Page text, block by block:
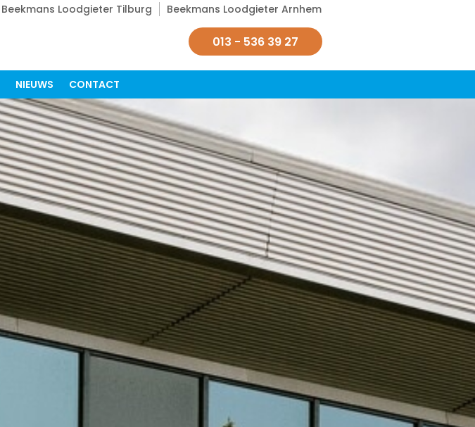
Beekmans Loodgieter Tilburg Beekmans Loodgieter Arnhem
013 - 536 39 27
NIEUWS CONTACT